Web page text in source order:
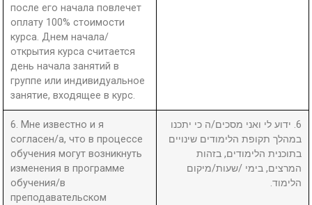
после его начала повлечет
оплату 100% стоимости
курса. Днем начала/
открытия курса считается
день начала занятий в
группе или индивидуальное
занятие, входящее в курс.
6. Мне известно и я
согласен/а, что в процессе
обучения могут возникнуть
изменения в программе
обучения/в
преподавательском
6. ידוע לי ואני מסכים/ה כי יתכנו
במהלך תקופת הלימודים שינויים
בתוכנית הלימודים, בזהות
המרצים, בימי /שעות/מיקום
הלימוד.